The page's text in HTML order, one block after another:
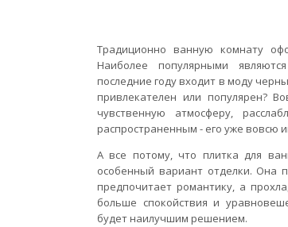
Традиционно ванную комнату
Наиболее популярными
последние году входит в моду
привлекателен или популярен?
чувственную атмосферу,
распространенным - его уже
А все потому, что плитка для
особенный вариант отделки. Она
предпочитает романтику, а
больше спокойствия и
будет наилучшим решением.